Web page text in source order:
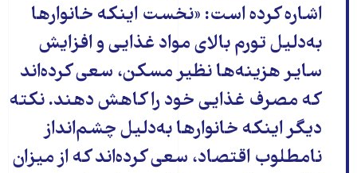
اشاره کرده است: «نخست اینکه خانوار‌ها
به‌دلیل تورم بالای مواد غذایی و افزایش
سایر هزینه‌ها نظیر مسکن، سعی کرده‌اند
که مصرف غذایی خود را کاهش دهند. نکته
دیگر اینکه خانوار‌ها به‌دلیل چشم‌انداز
نامطلوب اقتصاد، سعی کرده‌ا‌ند که از میزان